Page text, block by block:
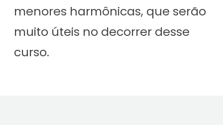
menores harmônicas, que serão
muito úteis no decorrer desse
curso.